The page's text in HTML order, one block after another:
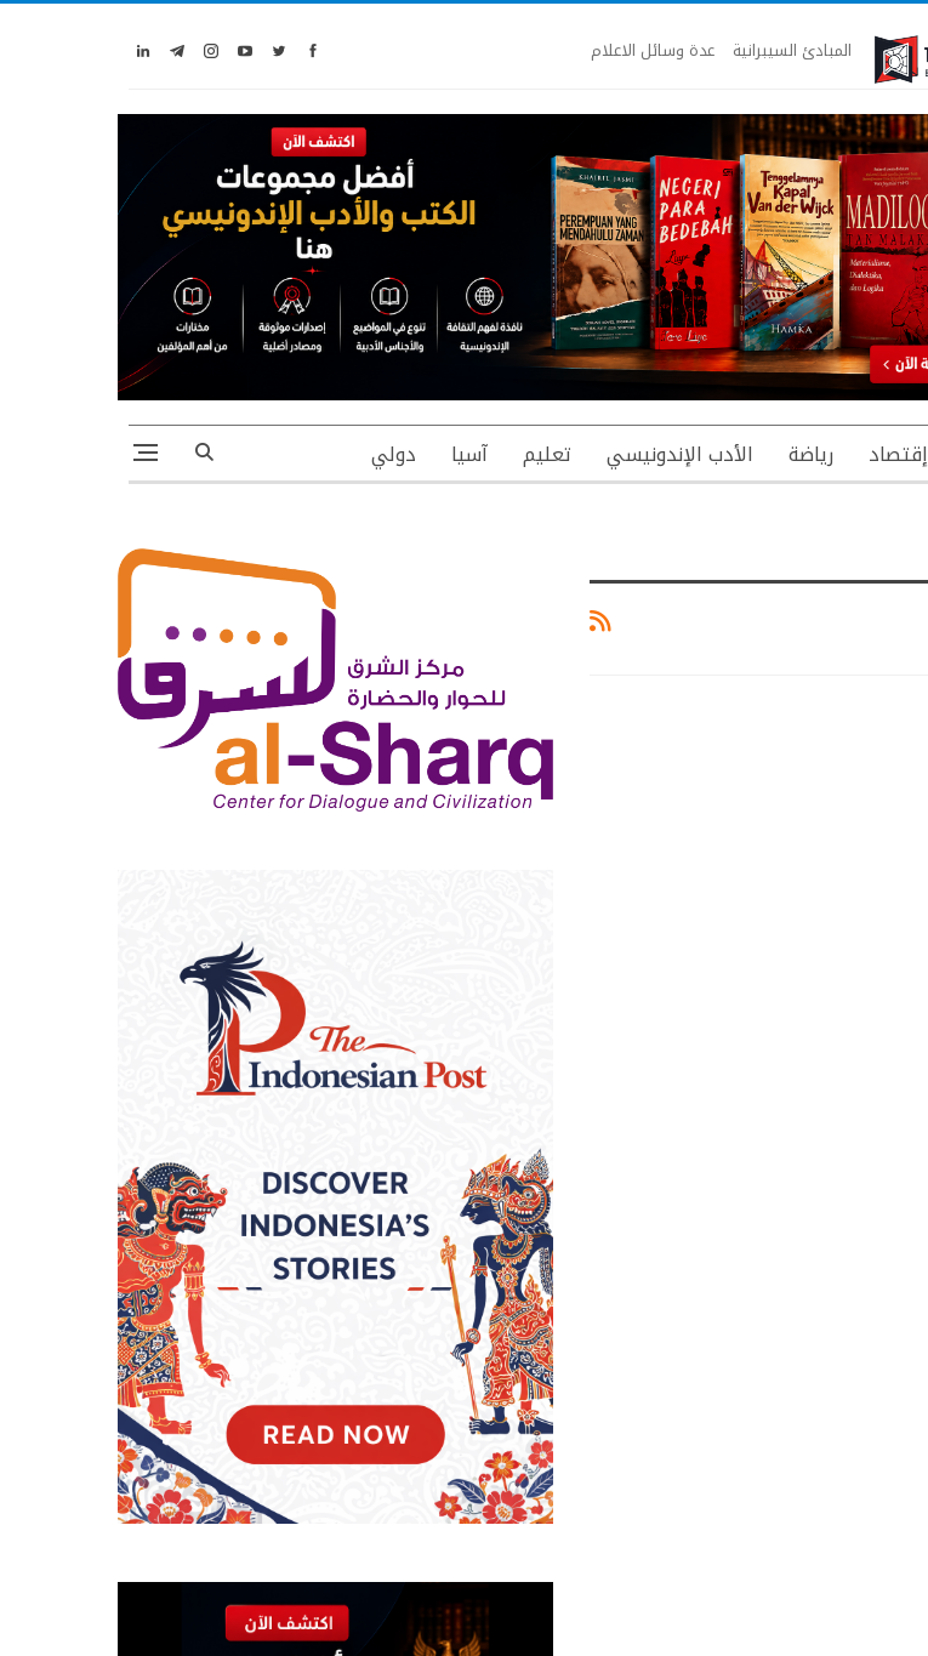
المبادئ السيبرانية عدة وسائل الاعلام
إقتصاد رياضة الأدب الإندونيسي تعليم آسيا دولي